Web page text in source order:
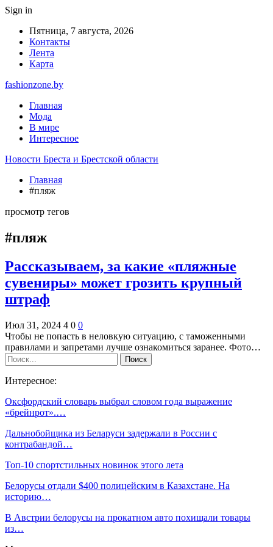
Sign in
Пятница, 7 августа, 2026
Контакты
Лента
Карта
fashionzone.by
Главная
Мода
В мире
Интересное
Новости Бреста и Брестской области
Главная
#пляж
просмотр тегов
#пляж
Рассказываем, за какие «пляжные
сувениры» может грозить крупный
штраф
Июл 31, 2024 4 0 0
Чтобы не попасть в неловкую ситуацию, с таможенными
правилами и запретами лучше ознакомиться заранее. Фото…
Интересное:
Оксфордский словарь выбрал словом года выражение
«брейнрот».…
Дальнобойщика из Беларуси задержали в России с
контрабандой…
Топ-10 спортстильных новинок этого лета
Белорусы отдали $400 полицейским в Казахстане. На
историю…
В Австрии белорусы на прокатном авто похищали товары
из…